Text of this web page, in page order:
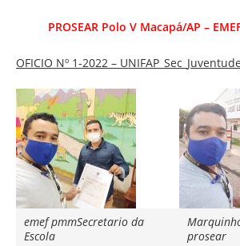
PROSEAR Polo V Macapá/AP –
OFICIO Nº 1-2022 – UNIFAP_Sec_Juventude
emef pmmSecretario da
Escola
prosear